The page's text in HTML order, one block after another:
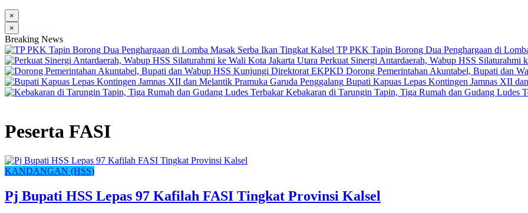
×
×
Breaking News
TP PKK Tapin Borong Dua Penghargaan di
Perkuat Sinergi Antardaerah, Wabup HSS Silaturahmi
Dorong Pemerintahan Akuntabel, Bupati dan
Bupati Kapuas Lepas Kontingen Jamnas XII
Kebakaran di Tarungin Tapin, Tiga Rumah dan Gudang Ludes
Peserta FASI
KANDANGAN (HSS)
Pj Bupati HSS Lepas 97 Kafilah FASI Tingkat Provinsi Kalsel